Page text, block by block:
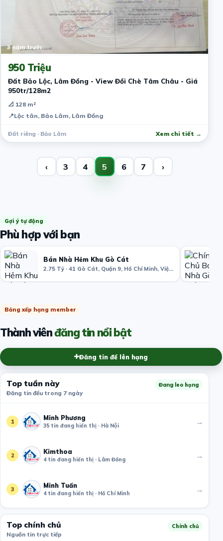
3 năm trước
950 Triệu
Đất Bảo Lộc, Lâm Đồng - View Đồi Chè Tâm Châu - Giá
950tr/128m2
📐 128 m²
📍Lộc tân, Bảo Lâm, Lâm Đồng
Đất riêng · Bảo Lâm Xem chi tiết →
‹ 3 4 5 6 7 ›
Gợi ý tự động
Phù hợp với bạn
Bán Nhà Hẻm Khu Gò Cát
2.75 Tỷ · 41 Gò Cát, Quận 9, Hồ Chí Minh, Việt Nam
Bảng xếp hạng member
Thành viênđăng tin nổi bật
Đăng tin để lên hạng
Top tuần này
Đăng tin đều trong 7 ngày
Đang leo hạng
1 Minh Phương
35 tin đang hiển thị · Hà Nội →
2 Kimthoa
4 tin đang hiển thị · Lâm Đồng →
3 Minh Tuấn
4 tin đang hiển thị · Hồ Chí Minh →
Top chính chủ
Nguồn tin trực tiếp
Chính chủ